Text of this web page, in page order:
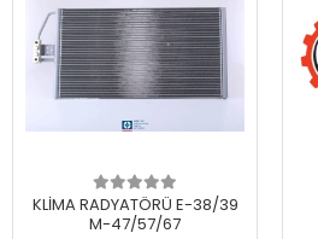
KLİMA RADYATÖRÜ E-38/39
M-47/57/67